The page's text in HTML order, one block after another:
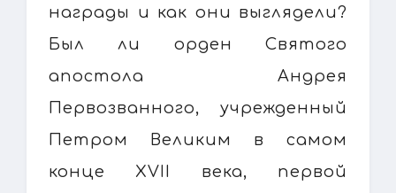
награды и как они выглядели?
Был ли орден Святого
апостола Андрея
Первозванного, учрежденный
Петром Великим в самом
конце XVII века, первой